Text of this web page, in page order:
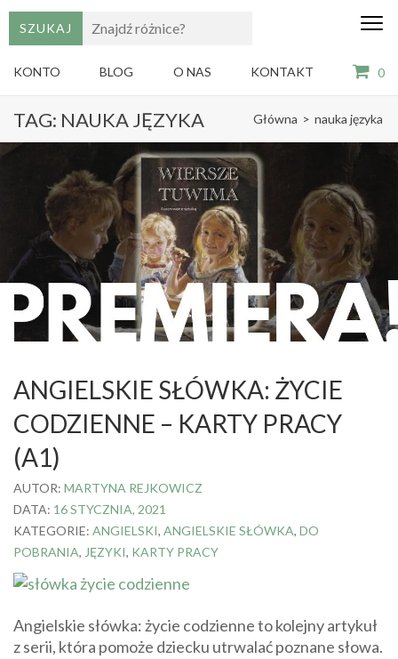
KONTO BLOG O NAS KONTAKT 0
content
Gry,
i
książki
dla
TAG: NAUKA JĘZYKA Główna > nauka języka
ANGIELSKIE SŁÓWKA: ŻYCIE
CODZIENNE – KARTY PRACY
(A1)
AUTOR: MARTYNA REJKOWICZ
DATA: 16 STYCZNIA, 2021
KATEGORIE: ANGIELSKI, ANGIELSKIE SŁÓWKA, DO
POBRANIA, JĘZYKI, KARTY PRACY
Angielskie słówka: życie codzienne to kolejny artykuł
z serii, która pomoże dziecku utrwalać poznane słowa.